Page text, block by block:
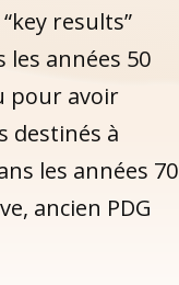
results”
les années 50
pour avoir
destinés à
les années 70
ancien PDG